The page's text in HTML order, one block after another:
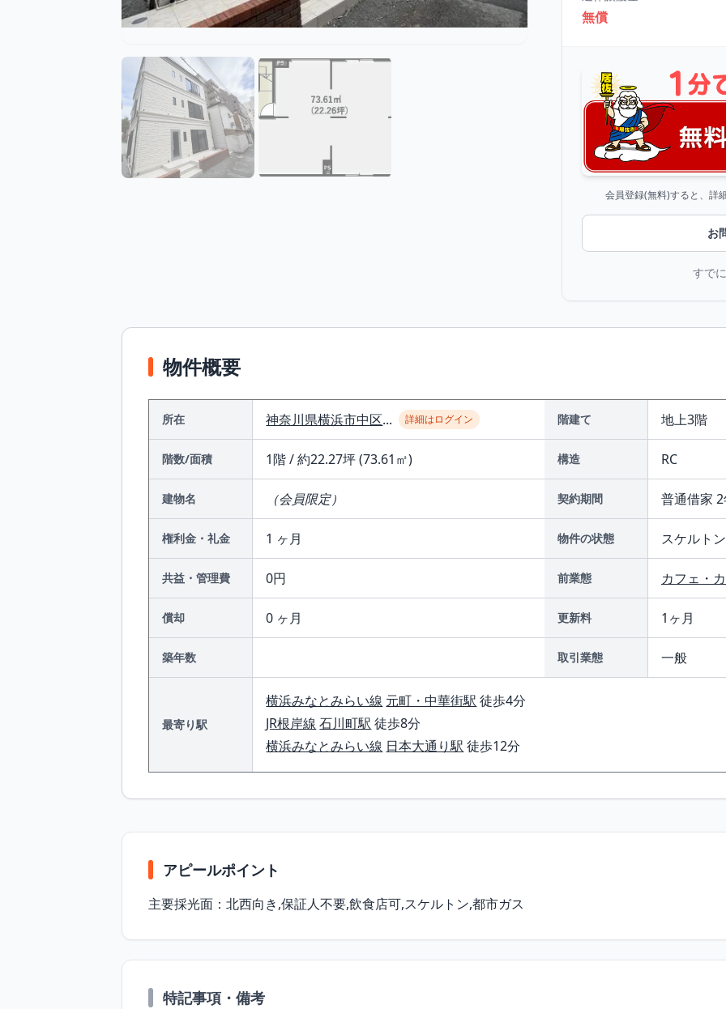
無償
会員登録(無料)すると、詳
お
すで
物件概要
所在 神奈川県横浜市中区... 詳細はログイン 階建て 地上3階
階数/面積 1階 / 約22.27坪 (73.61㎡) 構造 RC
建物名 （会員限定） 契約期間 普通借家
権利金・礼金 1 ヶ月 物件の状態 スケルトン
共益・管理費 0円 前業態 カフェ・
償却 0 ヶ月 更新料 1ヶ月
築年数 取引業態 一般
最寄り駅
横浜みなとみらい線 元町・中華街駅 徒歩4分
JR根岸線 石川町駅 徒歩8分
横浜みなとみらい線 日本大通り駅 徒歩12分
アピールポイント
主要採光⾯：北⻄向き,保証⼈不要,飲⾷店可,スケルトン,都市ガス
特記事項・備考